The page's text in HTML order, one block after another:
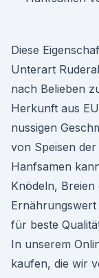
Diese
Unterart
nach Belieben
Herkunft aus
nussigen
von Speisen
Hanfsamen
Knödeln,
für beste
In unserem
kaufen, die wir